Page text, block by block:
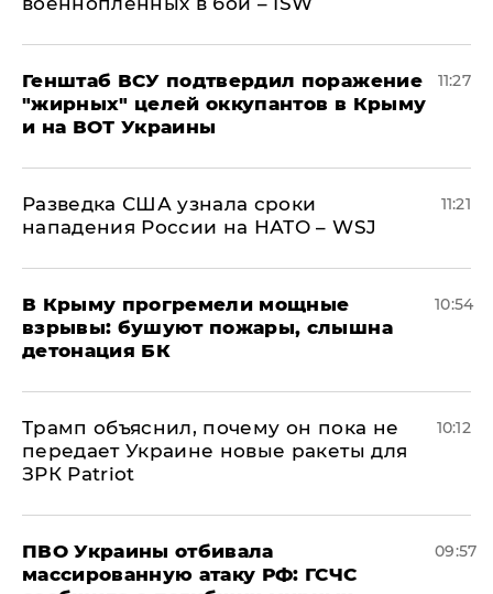
Генштаб ВСУ подтвердил поражение
"жирных" целей оккупантов в Крыму
и на ВОТ Украины
11:27
Разведка США узнала сроки
нападения России на НАТО – WSJ
11:21
В Крыму прогремели мощные
взрывы: бушуют пожары, слышна
детонация БК
10:54
Трамп объяснил, почему он пока не
передает Украине новые ракеты для
ЗРК Patriot
10:12
ПВО Украины отбивала
массированную атаку РФ: ГСЧС
09:57